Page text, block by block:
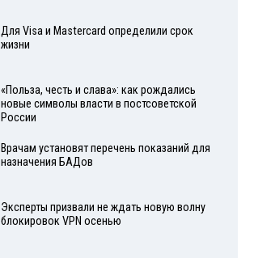
Для Visа и Mastercard определили срок
жизни
«Польза, честь и слава»: как рождались
новые символы власти в постсоветской
России
Врачам установят перечень показаний для
назначения БАДов
Эксперты призвали не ждать новую волну
блокировок VPN осенью